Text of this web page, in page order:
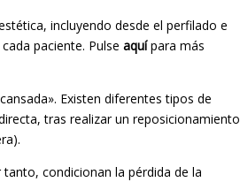
incluyendo desde el perfilado e
paciente. Pulse aquípara más
Existen diferentes tipos de
tras realizar un reposicionamiento
condicionan la pérdida de la